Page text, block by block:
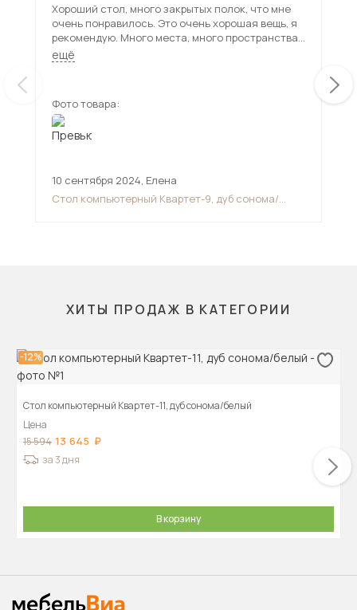
Хороший стол, много закрытых полок, что мне
очень понравилось. Это очень хорошая вещь, я
рекомендую. Много места, много пространства
для разных вещей и ничего не будет валяться в
хаосе.
ещё
Фото товара:
10 сентября 2024, Елена
Стол компьютерный Квартет-9, дуб сонома/
ХИТЫ ПРОДАЖ В КАТЕГОРИИ
-12%
Стол компьютерный Квартет-11, дуб сонома/белый
Цена
15 594 13 645
за 3 дня
В корзину